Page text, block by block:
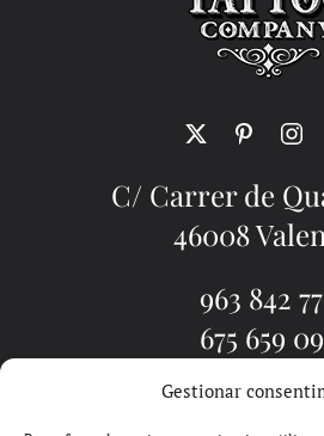
Gestionar
C/ Carrer de
46008
963 842
675 659
TATUADORES